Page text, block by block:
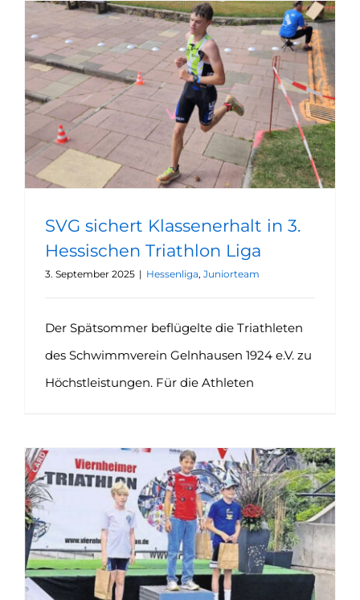
SVG sichert Klassenerhalt in 3.
Hessischen Triathlon Liga
3. September 2025 | Hessenliga, Juniorteam
Der Spätsommer beflügelte die Triathleten
des Schwimmverein Gelnhausen 1924 e.V. zu
Höchstleistungen. Für die Athleten